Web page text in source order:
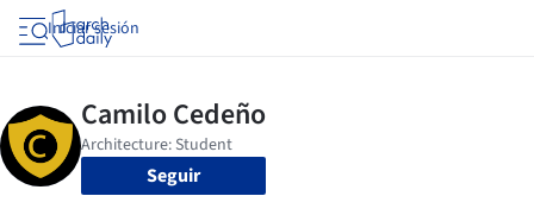
Iniciar sesión
Seguir